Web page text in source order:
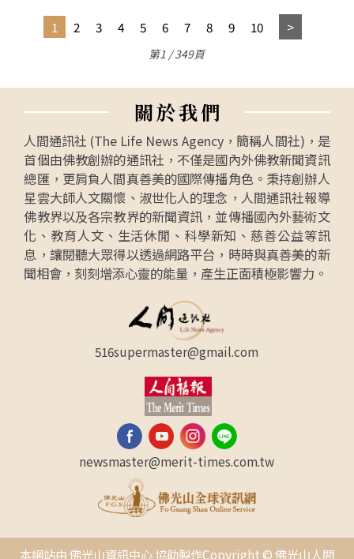
1 2 3 4 5 6 7 8 9 10
第1 / 349頁
關於我們
人間通訊社 (The Life News Agency，簡稱人間社)，是
首個由佛教創辦的通訊社，不僅是國內外佛教新聞資訊
總匯，更肩負人間真善美的國際傳播角色。秉持創辦人
星雲大師人文關懷、淑世化人的理念，人間通訊社報導
佛教界以及各宗教界的新聞資訊，並傳播國內外藝術文
化、教育人文、生活休閒、科學新知、慈善公益等訊
息，讓閱聽大眾得以透過網路平台，時時與真善美的新
聞相會，刻刻增添心靈的能量，產生正面積極影響力。
516supermaster@gmail.com
newsmaster@merit-times.com.tw
本網站由 佛光山資訊中心 協助製作Copyright © 佛光山人間